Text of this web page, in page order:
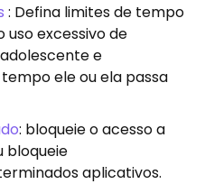
: Defina limites de tempo
uso excessivo de
e
ele ou ela passa
: bloqueie o acesso a
bloqueie
aplicativos.